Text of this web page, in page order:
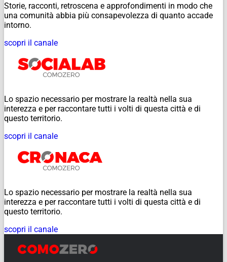
Storie, racconti, retroscena e approfondimenti in modo che
una comunità abbia più consapevolezza di quanto accade
intorno.
scopri il canale
Lo spazio necessario per mostrare la realtà nella sua
interezza e per raccontare tutti i volti di questa città e di
questo territorio.
scopri il canale
Lo spazio necessario per mostrare la realtà nella sua
interezza e per raccontare tutti i volti di questa città e di
questo territorio.
scopri il canale